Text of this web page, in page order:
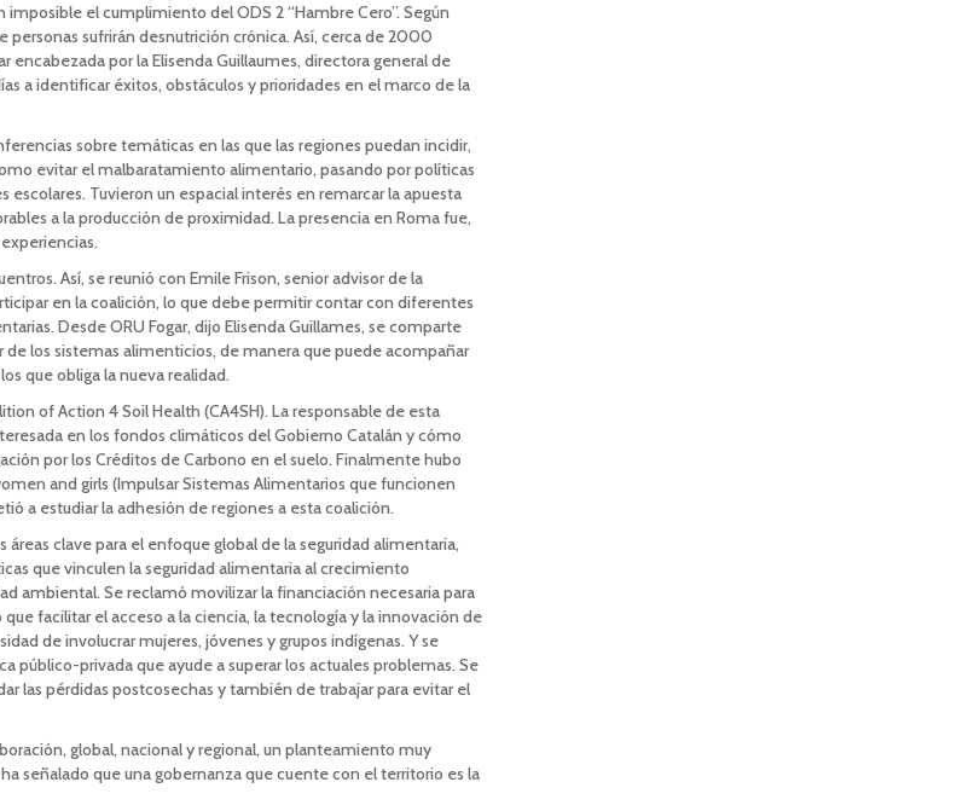
el cumplimiento del ODS 2 “Hambre Cero”. Según
sufrirán desnutrición crónica. Así, cerca de 2000
encabezada por la Elisenda Guillaumes, directora general de
a identificar éxitos, obstáculos y prioridades en el marco de la
sobre temáticas en las que las regiones puedan incidir,
evitar el malbaratamiento alimentario, pasando por políticas
Tuvieron un espacial interés en remarcar la apuesta
a la producción de proximidad. La presencia en Roma fue,
Así, se reunió con Emile Frison, senior advisor de la
en la coalición, lo que debe permitir contar con diferentes
Desde ORU Fogar, dijo Elisenda Guillames, se comparte
los sistemas alimenticios, de manera que puede acompañar
que obliga la nueva realidad.
of Action 4 Soil Health (CA4SH). La responsable de esta
en los fondos climáticos del Gobierno Catalán y cómo
por los Créditos de Carbono en el suelo. Finalmente hubo
and girls (Impulsar Sistemas Alimentarios que funcionen
a estudiar la adhesión de regiones a esta coalición.
clave para el enfoque global de la seguridad alimentaria,
que vinculen la seguridad alimentaria al crecimiento
ambiental. Se reclamó movilizar la financiación necesaria para
facilitar el acceso a la ciencia, la tecnología y la innovación de
de involucrar mujeres, jóvenes y grupos indígenas. Y se
público-privada que ayude a superar los actuales problemas. Se
las pérdidas postcosechas y también de trabajar para evitar el
global, nacional y regional, un planteamiento muy
señalado que una gobernanza que cuente con el territorio es la